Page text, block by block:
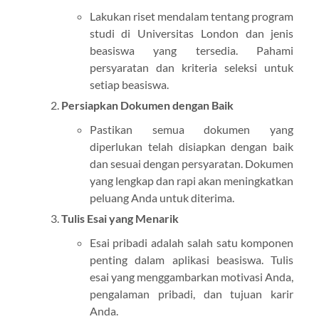
Lakukan riset mendalam tentang program
studi di Universitas London dan jenis
beasiswa yang tersedia. Pahami
persyaratan dan kriteria seleksi untuk
setiap beasiswa.
Persiapkan Dokumen dengan Baik
Pastikan semua dokumen yang
diperlukan telah disiapkan dengan baik
dan sesuai dengan persyaratan. Dokumen
yang lengkap dan rapi akan meningkatkan
peluang Anda untuk diterima.
Tulis Esai yang Menarik
Esai pribadi adalah salah satu komponen
penting dalam aplikasi beasiswa. Tulis
esai yang menggambarkan motivasi Anda,
pengalaman pribadi, dan tujuan karir
Anda.